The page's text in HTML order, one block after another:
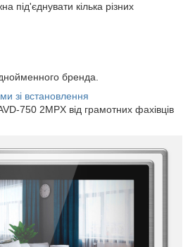
під'єднувати кілька різних
бренда.
зі встановлення
750 2MPX від грамотних фахівців